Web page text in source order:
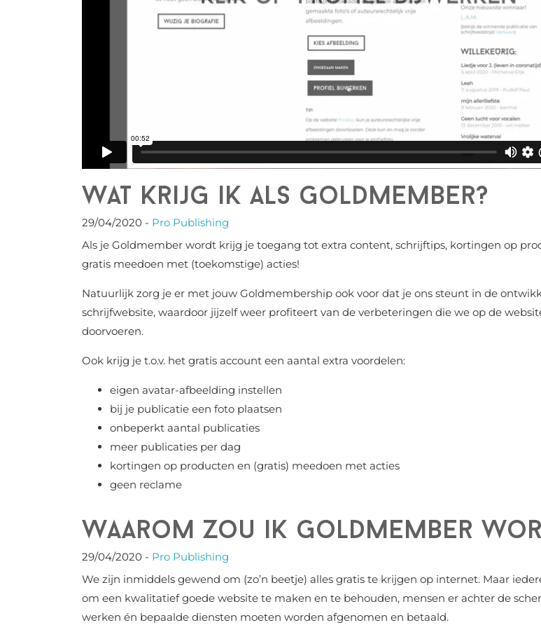
Wat krijg ik als Goldmember?
29/04/2020 - Pro Publishing
Als je Goldmember wordt krijg je toegang tot extra content, schrijftips, kortingen op
gratis meedoen met (toekomstige) acties!
Natuurlijk zorg je er met jouw Goldmembership ook voor dat je ons steunt in de
schrijfwebsite, waardoor jijzelf weer profiteert van de verbeteringen die we op de
doorvoeren.
Ook krijg je t.o.v. het gratis account een aantal extra voordelen:
eigen avatar-afbeelding instellen
bij je publicatie een foto plaatsen
onbeperkt aantal publicaties
meer publicaties per dag
kortingen op producten en (gratis) meedoen met acties
geen reclame
Waarom zou ik Goldmember
29/04/2020 - Pro Publishing
We zijn inmiddels gewend om (zo’n beetje) alles gratis te krijgen op internet. Maar
om een kwalitatief goede website te maken en te behouden, mensen er achter de
werken én bepaalde diensten moeten worden afgenomen en betaald.